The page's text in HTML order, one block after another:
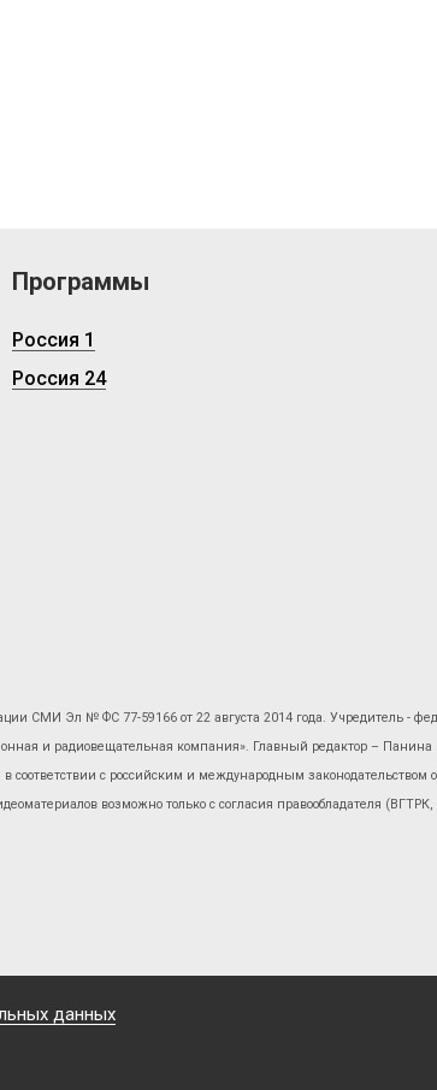
Программы
Россия 1
Россия 24
СМИ Эл № ФС 77-59166 от 22 августа 2014 года. Учредитель -
и радиовещательная компания». Главный редактор – Панина
с российским и международным законодательством
возможно только с согласия правообладателя (ВГТРК,
данных